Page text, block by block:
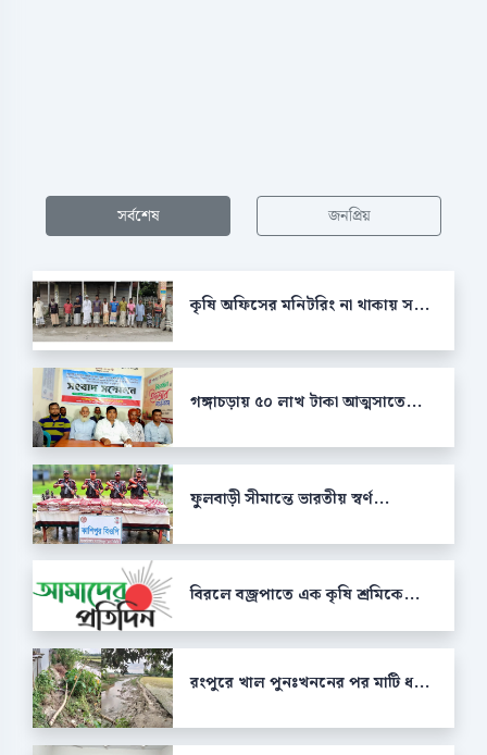
সর্বশেষ জনপ্রিয়
কৃষি অফিসের মনিটরিং না থাকায় স...
গঙ্গাচড়ায় ৫০ লাখ টাকা আত্মসাতে...
ফুলবাড়ী সীমান্তে ভারতীয় স্বর্ণ...
বিরলে বজ্রপাতে এক কৃষি শ্রমিকে...
রংপুরে খাল পুনঃখননের পর মাটি ধ...